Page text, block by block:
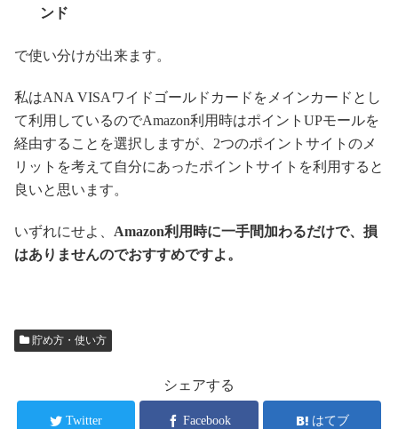
ンド
で使い分けが出来ます。
私はANA VISAワイドゴールドカードをメインカードとし
て利用しているのでAmazon利用時はポイントUPモールを
経由することを選択しますが、2つのポイントサイトのメ
リットを考えて自分にあったポイントサイトを利用すると
良いと思います。
いずれにせよ、 Amazon利用時に一手間加わるだけで、損
はありませんのでおすすめですよ。
貯め方・使い方
シェアする
Twitter Facebook はてブ